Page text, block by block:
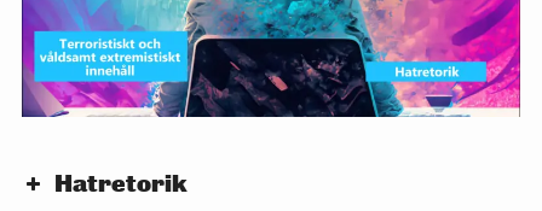
Hatretorik